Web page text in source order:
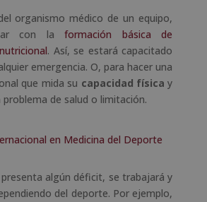
organismo médico de un equipo,
con laformación básica de
. Así, se estará capacitado
emergencia. O, para hacer una
que mida su capacidad física y
de salud o limitación.
en Medicina del Deporte
algún déficit, se trabajará y
del deporte. Por ejemplo,